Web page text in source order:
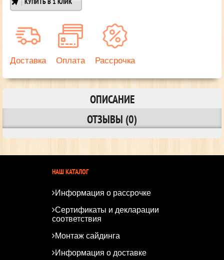
Доставка Оплата Рассрочка
ОПИСАНИЕ
ОТЗЫВЫ (0)
НАШ КАТАЛОГ
Информация о рассрочке
Сертификаты и декларации
соответствия
Монтаж сайдинга
Информация о доставке